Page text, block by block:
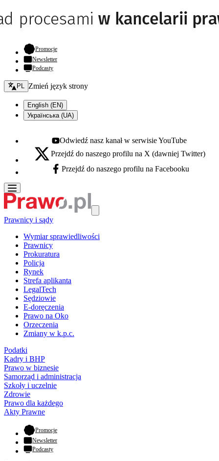
Promocje- otwiera się w nowej karcie
Newsletter
Podcasty
Zmień język - bieżący:
PL Zmień język strony
English (EN)
Українська (UA)
Youtube - otwiera się w nowej karcie
Odwiedź nasz kanał w serwisie YouTube
X - otwiera się w nowej karcie
Przejdź do naszego profilu na X (dawniej Twitter)
Facebook - otwiera się w nowej karcie
Przejdź do naszego profilu na Facebooku
Prawnicy i sądy
Wymiar sprawiedliwości
Prawnicy
Prokuratura
Policja
Rynek
Strefa aplikanta
LegalTech
Sędziowie
E-doręczenia
Prawo na Oko
Orzeczenia
Zmiany w k.p.c.
Podatki
Kadry i BHP
Prawo w biznesie
Samorząd i administracja
Szkoły i uczelnie
Zdrowie
Prawo dla każdego
Akty Prawne
Promocje- otwiera się w nowej karcie
Newsletter
Podcasty